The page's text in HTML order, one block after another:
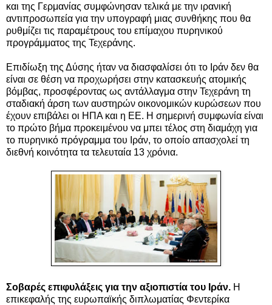
και της Γερμανίας συμφώνησαν τελικά με την ιρανική
αντιπροσωπεία για την υπογραφή μιας συνθήκης που θα
ρυθμίζει τις παραμέτρους του επίμαχου πυρηνικού
προγράμματος της Τεχεράνης.
Επιδίωξη της Δύσης ήταν να διασφαλίσει ότι το Ιράν δεν θα
είναι σε θέση να προχωρήσει στην κατασκευής ατομικής
βόμβας, προσφέροντας ως αντάλλαγμα στην Τεχεράνη τη
σταδιακή άρση των αυστηρών οικονομικών κυρώσεων που
έχουν επιβάλει οι ΗΠΑ και η ΕΕ. Η σημερινή συμφωνία είναι
το πρώτο βήμα προκειμένου να μπει τέλος στη διαμάχη για
το πυρηνικό πρόγραμμα του Ιράν, το οποίο απασχολεί τη
διεθνή κοινότητα τα τελευταία 13 χρόνια.
Σοβαρές επιφυλάξεις για την αξιοπιστία του Ιράν. Η
επικεφαλής της ευρωπαϊκής διπλωματίας Φεντερίκα